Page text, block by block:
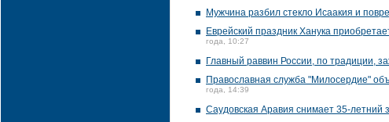
Мужчина разбил стекло Исаакия и
Еврейский праздник Ханука
года, 10:27
Главный раввин России, по традиции,
Православная служба "Милосердие"
года, 14:39
Саудовская Аравия снимает 35-летний